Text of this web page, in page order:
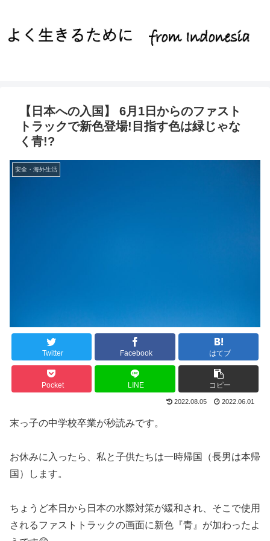
【日本への入国】 6月1日からのファスト
トラックで新色登場!目指す色は緑じゃな
く青!?
安全・海外生活
Twitter Facebook はてブ
Pocket LINE コピー
2022.08.05 2022.06.01
末っ子の中学校卒業が秒読みです。
お休みに入ったら、私と子供たちは一時帰国（長男は本帰
国）します。
ちょうど本日から日本の水際対策が緩和され、そこで使用
されるファストトラックの画面に新色『青』が加わったよ